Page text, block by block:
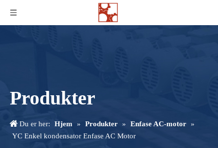
Produkter
Du er her: Hjem » Produkter » Enfase AC-motor »
YC Enkel kondensator Enfase AC Motor